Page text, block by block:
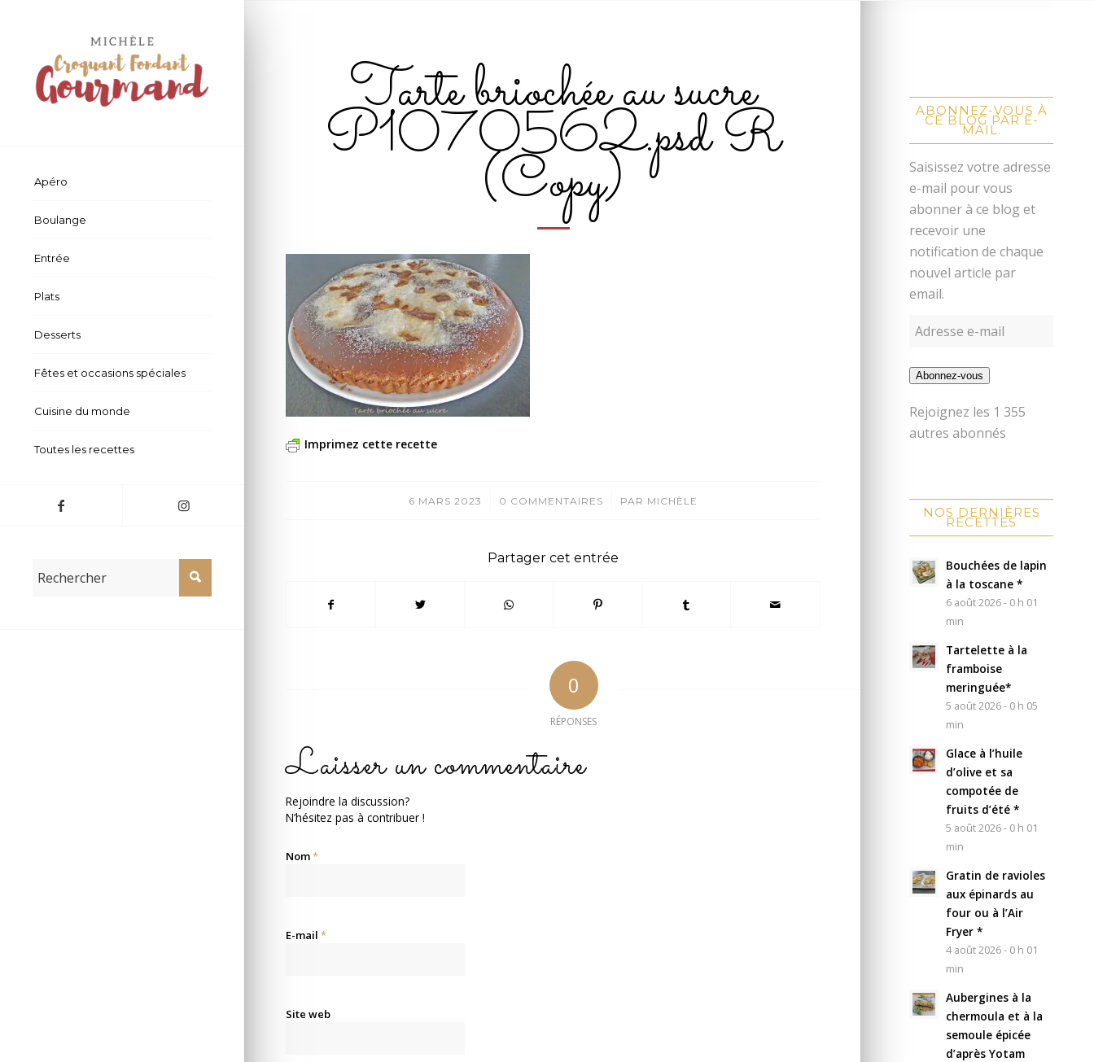
Apéro
Boulange
Entrée
Plats
Desserts
Fêtes et occasions spéciales
Cuisine du monde
Toutes les recettes
Tarte briochée au sucre
P1070562.psd R
(Copy)
Imprimez cette recette
6 MARS 2023
/ 0 COMMENTAIRES
/ PAR MICHÈLE
Partager cet entrée
0
RÉPONSES
Laisser un commentaire
Rejoindre la discussion?
N’hésitez pas à contribuer !
Nom*
E-mail *
Site web
ABONNEZ-VOUS À
CE BLOG PAR E-
MAIL.
Saisissez votre adresse
e-mail pour vous
abonner à ce blog et
recevoir une
notification de chaque
nouvel article par
email.
Abonnez-vous
Rejoignez les 1 355
autres abonnés
NOS DERNIÈRES
RECETTES
Bouchées de lapin
à la toscane *
6 août 2026 - 0 h 01
min
Tartelette à la
framboise
meringuée*
5 août 2026 - 0 h 05
min
Glace à l’huile
d’olive et sa
compotée de
fruits d’été *
5 août 2026 - 0 h 01
min
Gratin de ravioles
aux épinards au
four ou à l’Air
Fryer *
4 août 2026 - 0 h 01
min
Aubergines à la
chermoula et à la
semoule épicée
d’après Yotam